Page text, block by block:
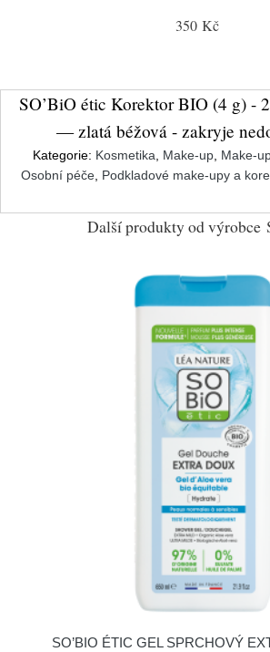
350 Kč
SO’BiO étic Korektor BIO (4 g) -
— zlatá béžová - zakryje
Kategorie: Kosmetika Make-up, Make-
Osobní péče Podkladové make-upy a
Další produkty od výrobce
SO’BIO ÉTIC GEL SPRCHOVÝ